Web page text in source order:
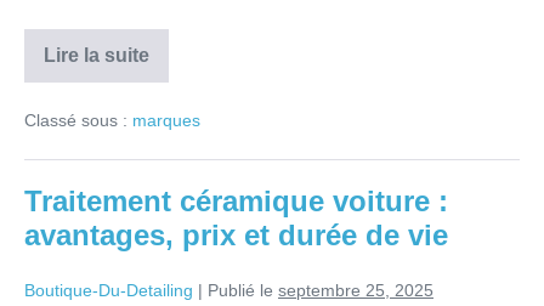
Lire la suite
Classé sous : marques
Traitement céramique voiture :
avantages, prix et durée de vie
Boutique-Du-Detailing | Publié le septembre 25, 2025